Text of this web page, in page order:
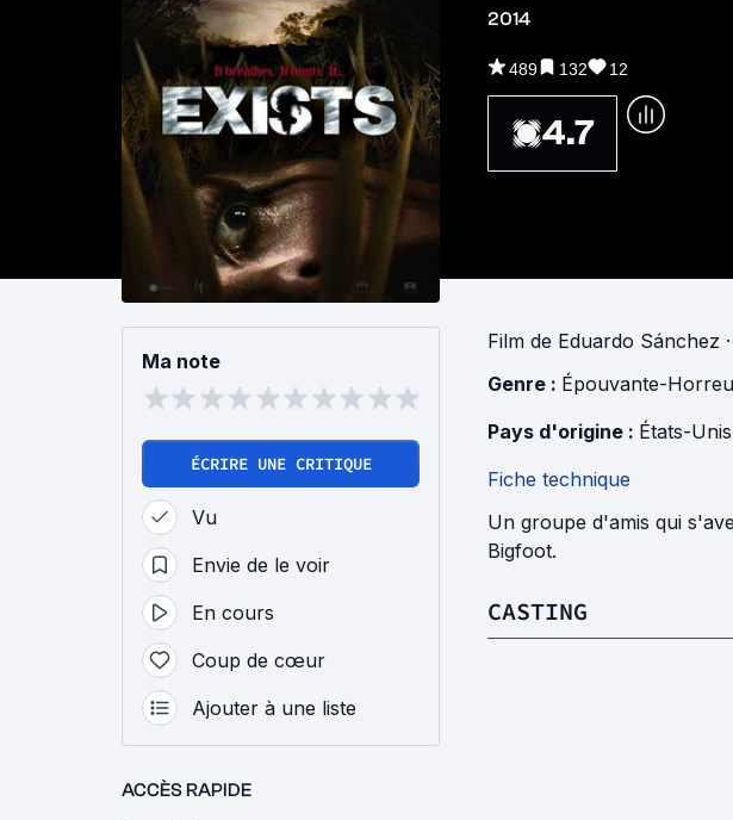
2014
489 132 12
4.7
Ma note
ÉCRIRE UNE CRITIQUE
Vu
Envie de le voir
En cours
Coup de cœur
Ajouter à une liste
ACCÈS RAPIDE
Film de Eduardo Sánchez
Genre : Épouvante-
Pays d'origine : États-Unis
Fiche technique
Un groupe d'amis qui
Bigfoot.
CASTING